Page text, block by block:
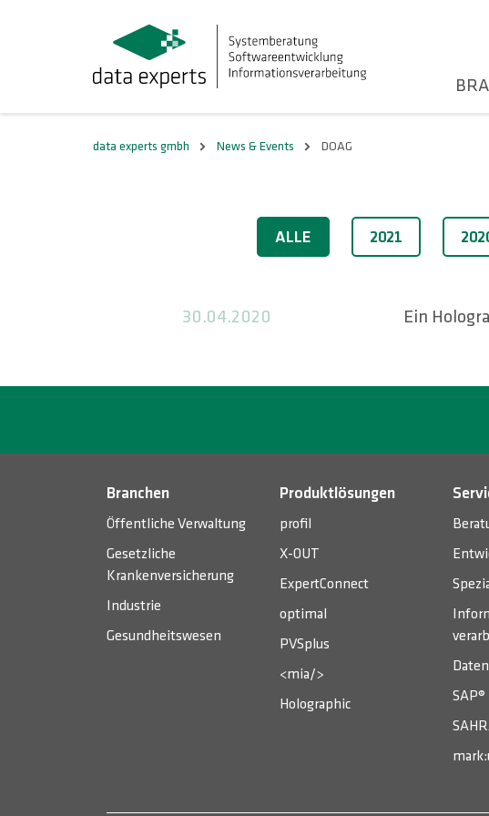
data experts gmbh News & Events DOAG
ALLE 2021
30.04.2020 Ein
Branchen
Öffentliche Verwaltung
Gesetzliche
Krankenversicherung
Industrie
Gesundheitswesen
Produktlösungen
profil
X-OUT
ExpertConnect
optimal
PVSplus
<mia/>
Holographic
SAP®